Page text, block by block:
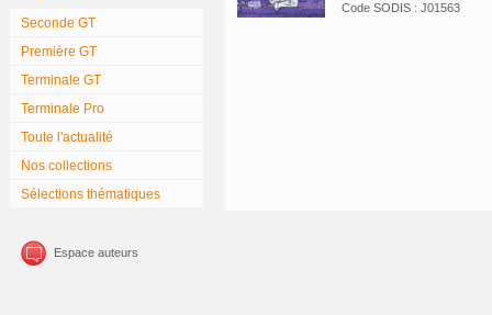
Seconde GT
Première GT
Terminale GT
Terminale Pro
Toute l'actualité
Nos collections
Sélections thématiques
Espace auteurs
Code SODIS : J01563